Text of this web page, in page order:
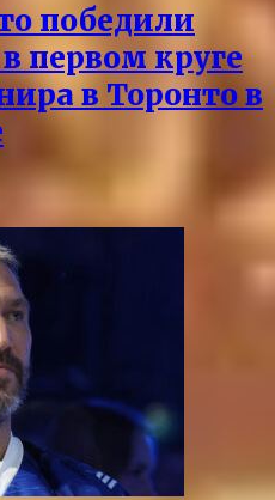
победили
первом круге
в Торонто в